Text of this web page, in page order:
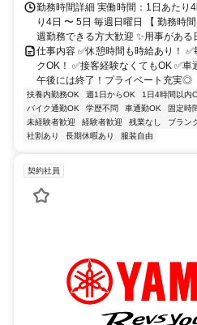
勤務時間詳細 実働時間：1日あたり
り4日 〜 5日 毎週日曜日 【 勤務時
週勤務できる方大歓迎 ✨用事がある
仕事内容 ✅休憩時間も時給あり！
クOK！ ✅接客経験なくてもOK ✅
午後には終了！プライベート充実◎
扶養内勤務OK 週1日からOK 1日4時間以内
バイク通勤OK
学歴不問 車通勤OK 固定時
未経験者歓迎
経験者歓迎 残業なし ブラン
社割あり
長期休暇あり 服装自由
契約社員